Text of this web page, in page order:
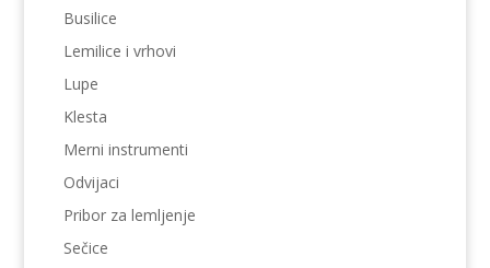
Busilice
Lemilice i vrhovi
Lupe
Klesta
Merni instrumenti
Odvijaci
Pribor za lemljenje
Sečice